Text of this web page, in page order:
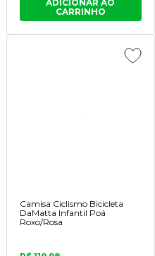
ADICIONAR AO
CARRINHO
Camisa Ciclismo Bicicleta
DaMatta Infantil Po
Roxo/Rosa